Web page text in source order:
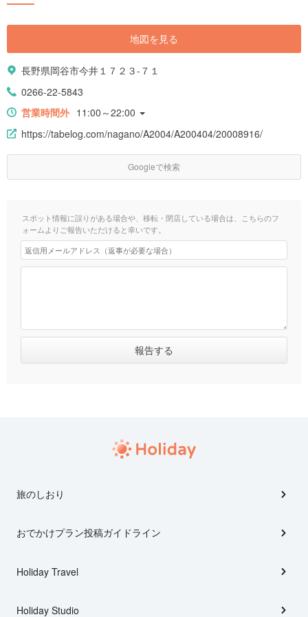
地図を見る
長野県岡谷市今井１７２３-７１
0266-22-5843
営業時間外 11:00～22:00
https://tabelog.com/nagano/A2004/A200404/20008916/
Googleで検索
スポット情報に誤りがある場合や、移転・閉店している場合は、こちらのフ
ォームよりご報告いただけると幸いです。
旅のしおり
おでかけプラン投稿ガイドライン
Holiday Travel
Holiday Studio